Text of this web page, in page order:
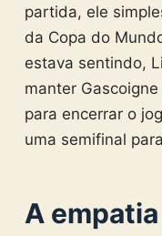
partida, ele
da Copa do
estava sentindo,
manter
para encerrar o
uma semifinal
A